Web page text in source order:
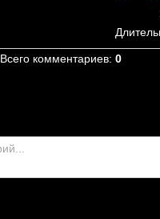
Всего комментариев: 0